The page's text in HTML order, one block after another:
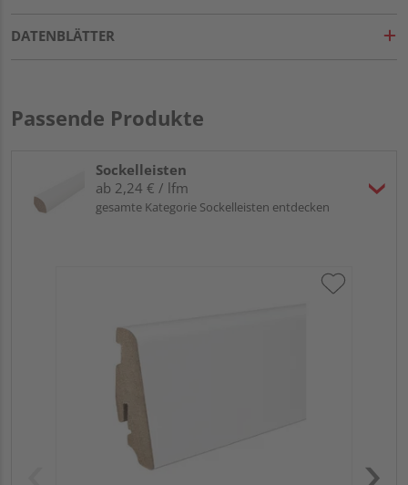
DATENBLÄTTER
Passende Produkte
Sockelleisten
ab 2,24 € / lfm
gesamte Kategorie Sockelleisten entdecken